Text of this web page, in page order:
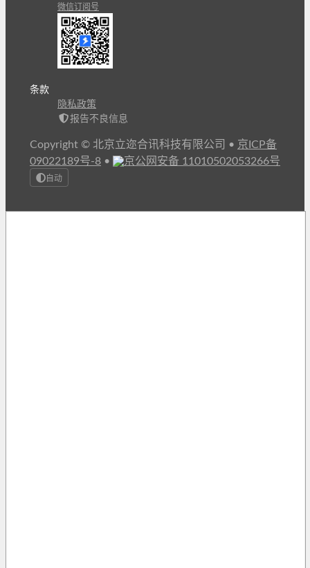
微信订阅号
条款
隐私政策
报告不良信息
Copyright © 北京立迩合讯科技有限公司 • 京ICP备
09022189号-8 • 京公网安备 11010502053266号
自动